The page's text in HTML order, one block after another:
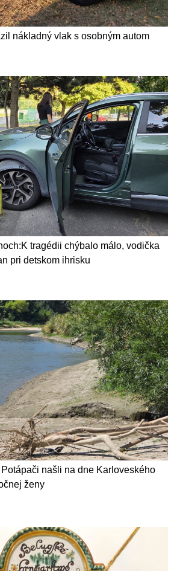
nákladný vlak s osobným autom
tragédii chýbalo málo, vodička
pri detskom ihrisku
našli na dne Karloveského
ženy